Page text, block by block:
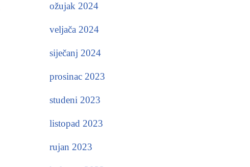
ožujak 2024
veljača 2024
siječanj 2024
prosinac 2023
studeni 2023
listopad 2023
rujan 2023